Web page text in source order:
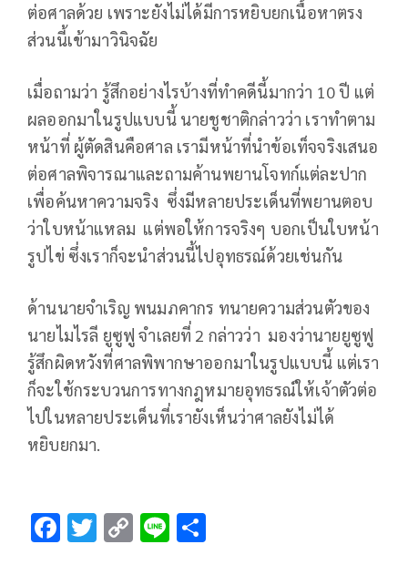
ต่อศาลด้วย เพราะยังไม่ได้มีการหยิบยกเนื้อหาตรง
ส่วนนี้เข้ามาวินิจฉัย
เมื่อถามว่า รู้สึกอย่างไรบ้างที่ทำคดีนี้มากว่า 10 ปี แต่
ผลออกมาในรูปแบบนี้ นายชูชาติกล่าวว่า เราทำตาม
หน้าที่ ผู้ตัดสินคือศาล เรามีหน้าที่นำข้อเท็จจริงเสนอ
ต่อศาลพิจารณาและถามค้านพยานโจทก์แต่ละปาก
เพื่อค้นหาความจริง ซึ่งมีหลายประเด็นที่พยานตอบ
ว่าใบหน้าแหลม แต่พอให้การจริงๆ บอกเป็นใบหน้า
รูปไข่ ซึ่งเราก็จะนำส่วนนี้ไปอุทธรณ์ด้วยเช่นกัน
ด้านนายจำเริญ พนมภคากร ทนายความส่วนตัวของ
นายไมไรลี ยูซูฟู จำเลยที่ 2 กล่าวว่า มองว่านายยูซูฟู
รู้สึกผิดหวังที่ศาลพิพากษาออกมาในรูปแบบนี้ แต่เรา
ก็จะใช้กระบวนการทางกฎหมายอุทธรณ์ให้เจ้าตัวต่อ
ไปในหลายประเด็นที่เรายังเห็นว่าศาลยังไม่ได้
หยิบยกมา.
F T C Li